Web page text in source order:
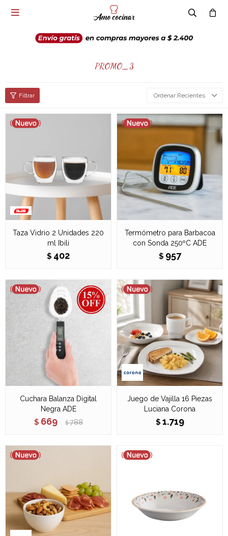

PROMO_3
Recientes
Taza Vidrio 2 Unidades 220
ml Ibili
$ 402
Termómetro para Barbacoa
con Sonda 250ºC ADE
$ 957
Cuchara Balanza Digital
Negra ADE
$ 669 $ 788
Juego de Vajilla 16 Piezas
Luciana Corona
$ 1.719